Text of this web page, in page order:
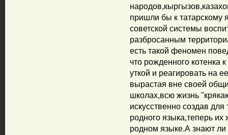
пришли бы к татарскому
советской системы
разбросанным
есть такой феномен
что рожденного котенка
уткой и реагировать на
вырастая вне своей
школах,всю жизнь
искусственно создав
родного языка,теперь
родном языке.А знают